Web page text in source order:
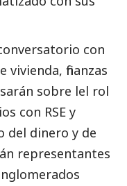
con
finanzas
sobre lel rol
con RSE y
del dinero y de
representantes